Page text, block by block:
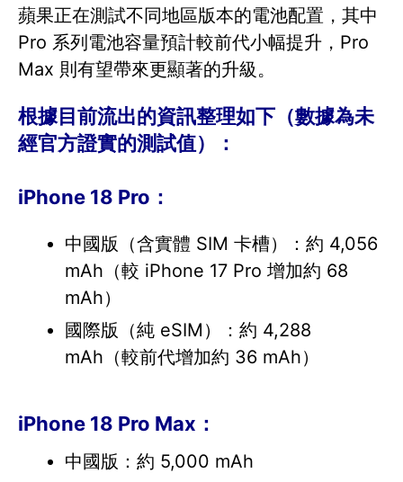
蘋果正在測試不同地區版本的電池配置，其中
Pro 系列電池容量預計較前代小幅提升，Pro
Max 則有望帶來更顯著的升級。
根據目前流出的資訊整理如下（數據為未
經官方證實的測試值）：
iPhone 18 Pro：
中國版（含實體 SIM 卡槽）：約 4,056
mAh（較 iPhone 17 Pro 增加約 68
mAh）
國際版（純 eSIM）：約 4,288
mAh（較前代增加約 36 mAh）
iPhone 18 Pro Max：
中國版：約 5,000 mAh